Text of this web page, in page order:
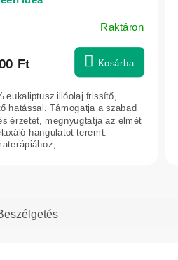
Raktáron
Ft Kosárba
eukaliptusz illóolaj frissítő,
hatással. Támogatja a szabad
érzetét, megnyugtatja az elmét
hangulatot teremt.